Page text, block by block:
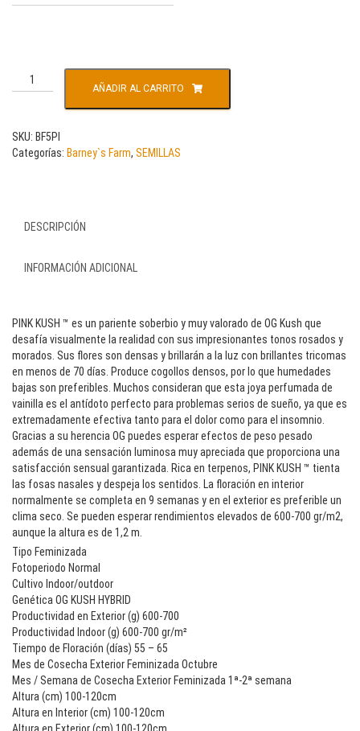
AÑADIR AL CARRITO
SKU: BF5PI
Categorías: Barney`s Farm, SEMILLAS
DESCRIPCIÓN
INFORMACIÓN ADICIONAL
PINK KUSH ™ es un pariente soberbio y muy valorado de OG Kush que
desafía visualmente la realidad con sus impresionantes tonos rosados y
morados. Sus flores son densas y brillarán a la luz con brillantes tricomas
en menos de 70 días. Produce cogollos densos, por lo que humedades
bajas son preferibles. Muchos consideran que esta joya perfumada de
vainilla es el antídoto perfecto para problemas serios de sueño, ya que es
extremadamente efectiva tanto para el dolor como para el insomnio.
Gracias a su herencia OG puedes esperar efectos de peso pesado
además de una sensación luminosa muy apreciada que proporciona una
satisfacción sensual garantizada. Rica en terpenos, PINK KUSH ™ tienta
las fosas nasales y despeja los sentidos. La floración en interior
normalmente se completa en 9 semanas y en el exterior es preferible un
clima seco. Se pueden esperar rendimientos elevados de 600-700 gr/m2,
aunque la altura es de 1,2 m.
Tipo Feminizada
Fotoperiodo Normal
Cultivo Indoor/outdoor
Genética OG KUSH HYBRID
Productividad en Exterior (g) 600-700
Productividad Indoor (g) 600-700 gr/m²
Tiempo de Floración (días) 55 – 65
Mes de Cosecha Exterior Feminizada Octubre
Mes / Semana de Cosecha Exterior Feminizada 1ª-2ª semana
Altura (cm) 100-120cm
Altura en Interior (cm) 100-120cm